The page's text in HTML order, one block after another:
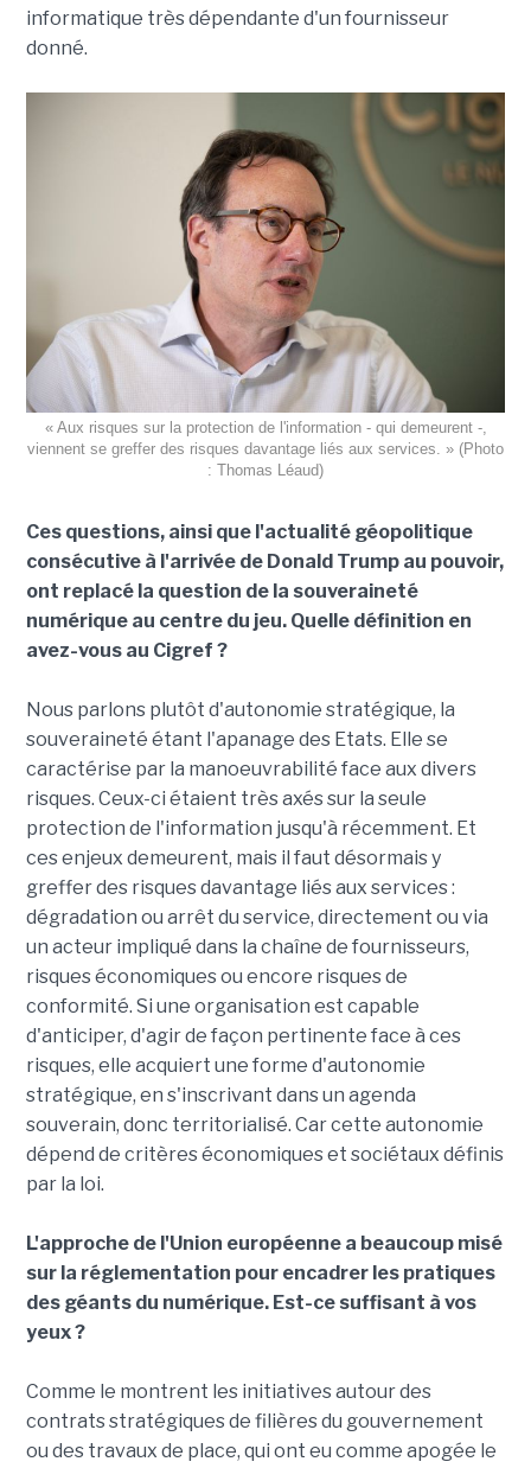
informatique très dépendante d'un fournisseur
donné.
« Aux risques sur la protection de l'information - qui demeurent -,
viennent se greffer des risques davantage liés aux services. » (Photo
: Thomas Léaud)
Ces questions, ainsi que l'actualité géopolitique
consécutive à l'arrivée de Donald Trump au pouvoir,
ont replacé la question de la souveraineté
numérique au centre du jeu. Quelle définition en
avez-vous au Cigref ?
Nous parlons plutôt d'autonomie stratégique, la
souveraineté étant l'apanage des Etats. Elle se
caractérise par la manoeuvrabilité face aux divers
risques. Ceux-ci étaient très axés sur la seule
protection de l'information jusqu'à récemment. Et
ces enjeux demeurent, mais il faut désormais y
greffer des risques davantage liés aux services :
dégradation ou arrêt du service, directement ou via
un acteur impliqué dans la chaîne de fournisseurs,
risques économiques ou encore risques de
conformité. Si une organisation est capable
d'anticiper, d'agir de façon pertinente face à ces
risques, elle acquiert une forme d'autonomie
stratégique, en s'inscrivant dans un agenda
souverain, donc territorialisé. Car cette autonomie
dépend de critères économiques et sociétaux définis
par la loi.
L'approche de l'Union européenne a beaucoup misé
sur la réglementation pour encadrer les pratiques
des géants du numérique. Est-ce suffisant à vos
yeux ?
Comme le montrent les initiatives autour des
contrats stratégiques de filières du gouvernement
ou des travaux de place, qui ont eu comme apogée le